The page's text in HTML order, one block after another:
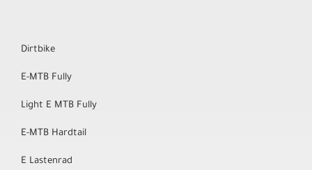
Dirtbike
E-MTB Fully
Light E MTB Fully
E-MTB Hardtail
E Lastenrad